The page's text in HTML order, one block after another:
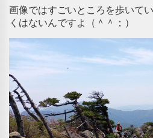
画像ではすごいところを歩いて
くはないんですよ（＾＾；）